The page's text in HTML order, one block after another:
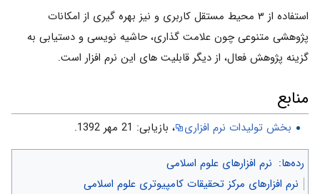
استفاده از ۳ محیط مستقل کاربری و نیز بهره گیری از امکانات
پژوهشی متنوعی چون علامت گذاری، حاشیه نویسی و دستیابی به
گزینه پژوهش فعال، از دیگر قابلیت های این نرم افزار است.
منابع
بخش تولیدات نرم افزاری ، بازیابی: 21 مهر 1392.
رده‌ها: نرم افزارهای علوم اسلامی
نرم افزارهای مرکز تحقیقات کامپیوتری علوم اسلامی